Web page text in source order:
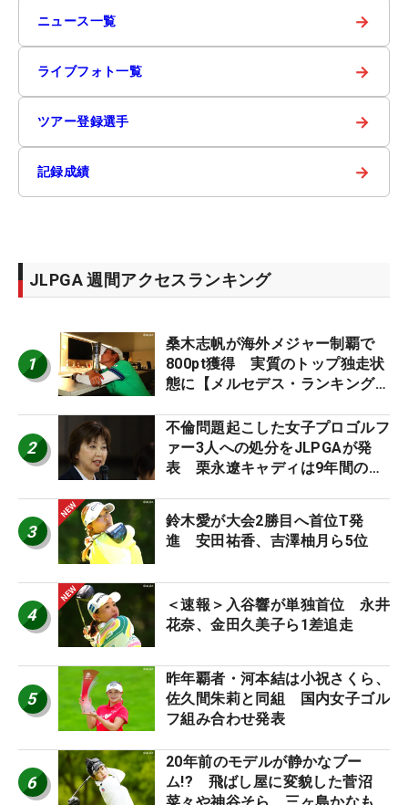
ニュース一覧 →
ライブフォト一覧 →
ツアー登録選手 →
記録成績 →
JLPGA 週間アクセスランキング
1
桑木志帆が海外メジャー制覇で
800pt獲得 実質のトップ独走状
態に【メルセデス・ランキング番
2
不倫問題起こした女子プロゴルフ
ァー3人への処分をJLPGAが発
表 栗永遼キャディは9年間の立
3
鈴木愛が大会2勝目へ首位T発
進 安田祐香、吉澤柚月ら5位
4
＜速報＞入谷響が単独首位 永井
花奈、金田久美子ら1差追走
5
昨年覇者・河本結は小祝さくら、
佐久間朱莉と同組 国内女子ゴル
フ組み合わせ発表
6
20年前のモデルが静かなブー
ム!? 飛ばし屋に変貌した菅沼